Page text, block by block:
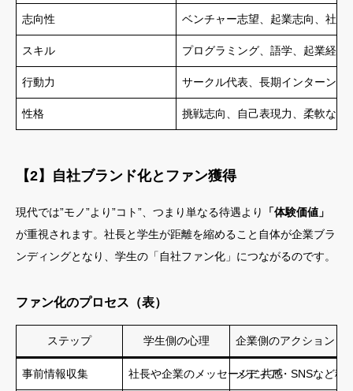
志向性 ベンチャー志望、起業志向、社会
スキル プログラミング、語学、起業経験
行動力 サークル代表、長期インターン、
性格 挑戦志向、自己表現力、柔軟な発
【2】自社ブランド化とファン獲得
現代では”モノ”より”コト”、つまり単なる待遇より
「体験価値」
が重視されます。社長と学生が距離を縮めること自体が企業ブラ
ンディングとなり、学生の「自社ファン化」につながるのです。
ファン化のプロセス（表）
ステップ 学生側の心理 企業側のアクション
事前情報収集 社長や企業のメッセージに共感メディア・SNSなど積